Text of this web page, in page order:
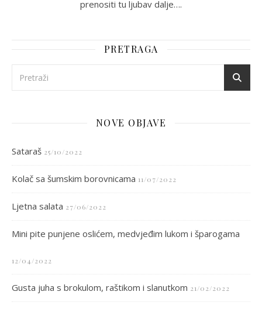
prenositi tu ljubav dalje….
PRETRAGA
NOVE OBJAVE
Sataraš 25/10/2022
Kolač sa šumskim borovnicama 11/07/2022
Ljetna salata 27/06/2022
Mini pite punjene oslićem, medvjeđim lukom i šparogama
12/04/2022
Gusta juha s brokulom, raštikom i slanutkom 21/02/2022